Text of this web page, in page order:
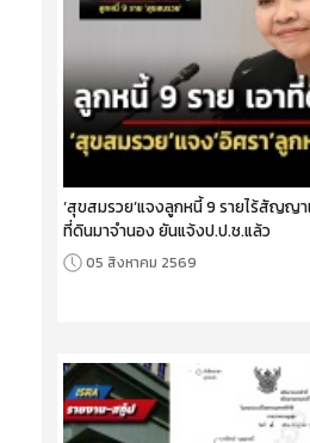
‘สุขสมรวย’แจงลูกหนี้ 9 รายไร้สัญญาเ
ที่ดินมาจำนอง ยันแจ้งป.ป.ช.แล้ว
05 สิงหาคม 2569